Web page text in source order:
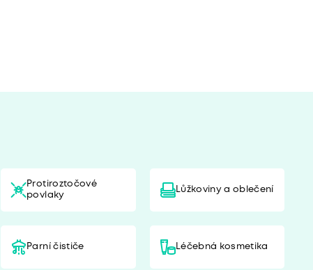
Protiroztočové
povlaky
Lůžkoviny a oblečení
Parní čističe Léčebná kosmetika